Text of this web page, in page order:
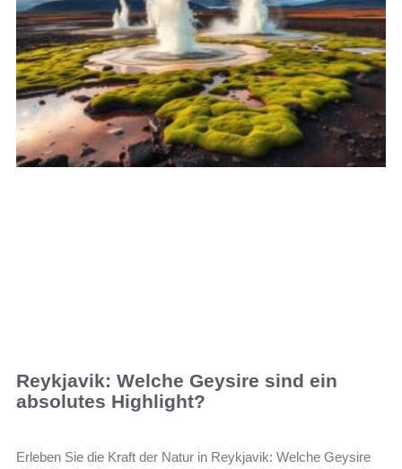
Reykjavik: Welche Geysire sind ein
absolutes Highlight?
Erleben Sie die Kraft der Natur in Reykjavik: Welche Geysire